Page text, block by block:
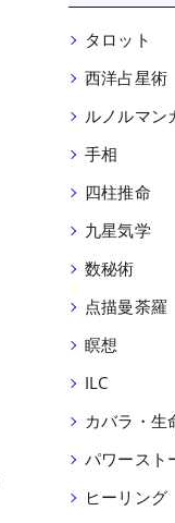
タロット
西洋占星術
ルノルマン
手相
四柱推命
九星気学
数秘術
点描曼荼羅
瞑想
ILC
カバラ・生
パワースト
ヒーリング